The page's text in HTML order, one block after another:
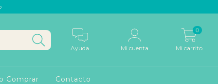
Ayuda Mi cuenta Mi carrito
0
Comprar Contacto